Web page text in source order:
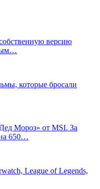
версию
которые бросали
Мороз» от MSI. За
650…
League of Legends,